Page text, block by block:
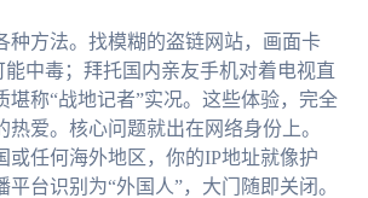
种方法。找模糊的盗链网站，画面卡
能中毒；拜托国内亲友手机对着电视直
堪称“战地记者”实况。这些体验，完全
热爱。核心问题就出在网络身份上。
或任何海外地区，你的IP地址就像护
平台识别为“外国人”，大门随即关闭。